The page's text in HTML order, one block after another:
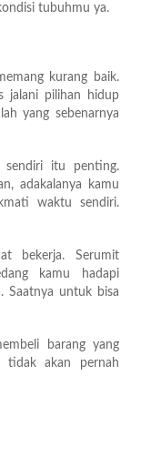
tubuhmu ya.
kurang baik.
jalani pilihan hidup
yang sebenarnya
sendiri itu penting.
adakalanya kamu
waktu sendiri.
bekerja. Serumit
kamu hadapi
Saatnya untuk bisa
barang yang
akan pernah